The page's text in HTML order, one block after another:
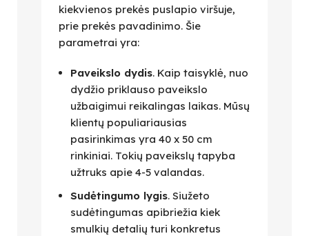
kiekvienos prekės puslapio viršuje,
prie prekės pavadinimo. Šie
parametrai yra:
Paveikslo dydis. Kaip taisyklė, nuo
dydžio priklauso paveikslo
užbaigimui reikalingas laikas. Mūsų
klientų populiariausias
pasirinkimas yra 40 x 50 cm
rinkiniai. Tokių paveikslų tapyba
užtruks apie 4-5 valandas.
Sudėtingumo lygis. Siužeto
sudėtingumas apibriežia kiek
smulkių detalių turi konkretus